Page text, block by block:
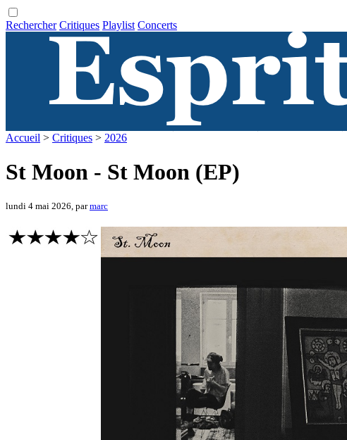
Rechercher Critiques Playlist Concerts
Accueil > Critiques > 2026
St Moon - St Moon (EP)
lundi 4 mai 2026, parmarc